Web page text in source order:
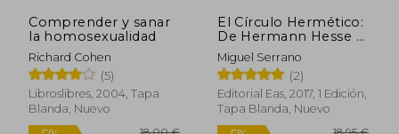
Rápido
Comprender y sanar
la homosexualidad
Richard Cohen
(5)
Libroslibres, 2004, Tapa
Blanda, Nuevo
El Círculo Hermético:
De Hermann Hesse a
C. G. Jung (Einherier)
Miguel Serrano
(2)
Editorial Eas, 2017, 1 Edición,
Tapa Blanda, Nuevo